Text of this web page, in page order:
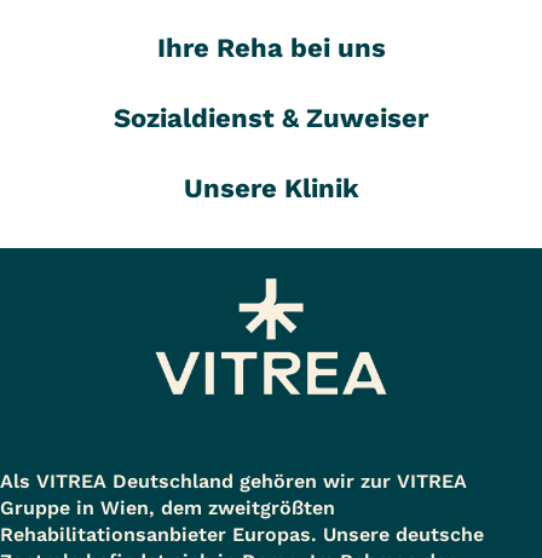
Ihre Reha bei uns
Sozialdienst & Zuweiser
Unsere Klinik
Als VITREA Deutschland gehören wir zur VITREA
Gruppe in Wien, dem zweitgrößten
Rehabilitationsanbieter Europas. Unsere deutsche